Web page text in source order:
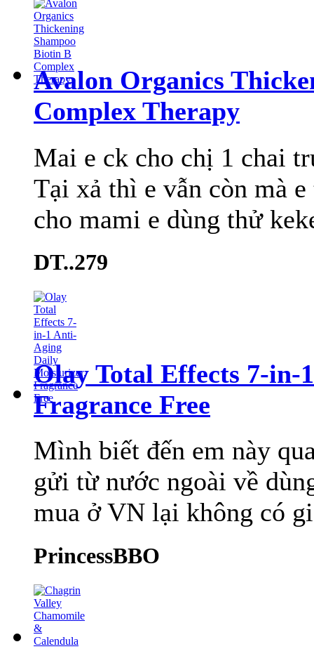
Avalon Organics
Complex Therapy
Mai e ck cho chị 1 chai
Tại xả thì e vẫn còn mà
cho mami e dùng thử
DT..279
Olay Total Effects 7-
Fragrance Free
Mình biết đến em này
gửi từ nước ngoài về
mua ở VN lại không có
PrincessBBO